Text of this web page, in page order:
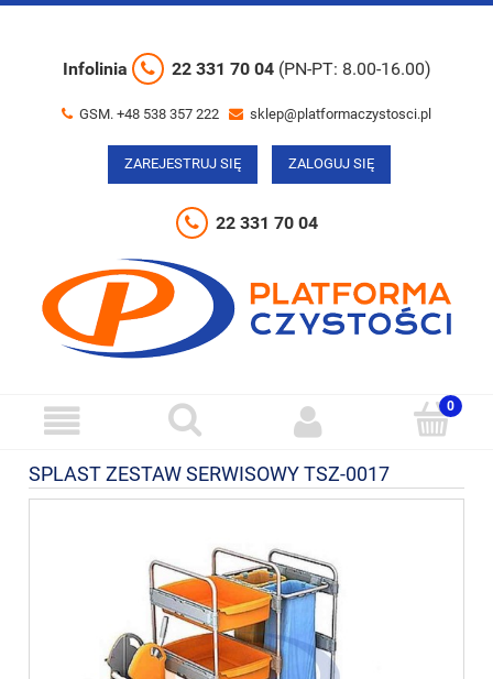
Infolinia 22 331 70 04 (PN-PT: 8.00-16.00)
GSM. +48 538 357 222 sklep@platformaczystosci.pl
ZAREJESTRUJ SIĘ ZALOGUJ SIĘ
22 331 70 04
SPLAST ZESTAW SERWISOWY TSZ-0017